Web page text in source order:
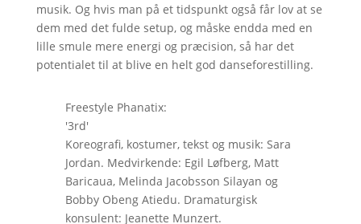
musik. Og hvis man på et tidspunkt også får lov at se
dem med det fulde setup, og måske endda med en
lille smule mere energi og præcision, så har det
potentialet til at blive en helt god danseforestilling.
Freestyle Phanatix:
'3rd'
Koreografi, kostumer, tekst og musik: Sara
Jordan. Medvirkende: Egil Løfberg, Matt
Baricaua, Melinda Jacobsson Silayan og
Bobby Obeng Atiedu. Dramaturgisk
konsulent: Jeanette Munzert.